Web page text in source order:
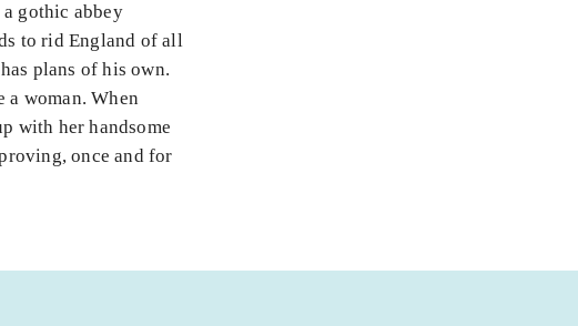
gothic abbey
to rid England of all
plans of his own.
a woman. When
with her handsome
once and for